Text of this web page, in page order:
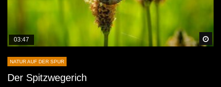
03:47
NATUR AUF DER SPUR
Der Spitzwegerich